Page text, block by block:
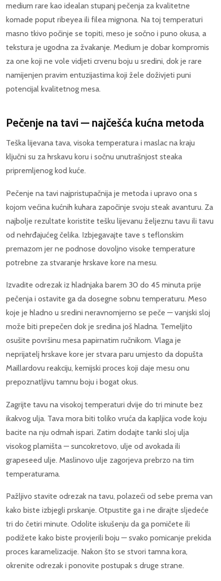
medium rare kao idealan stupanj pečenja za kvalitetne
komade poput ribeyea ili filea mignona. Na toj temperaturi
masno tkivo počinje se topiti, meso je sočno i puno okusa, a
tekstura je ugodna za žvakanje. Medium je dobar kompromis
za one koji ne vole vidjeti crvenu boju u sredini, dok je rare
namijenjen pravim entuzijastima koji žele doživjeti puni
potencijal kvalitetnog mesa.
Pečenje na tavi — najčešća kućna metoda
Teška lijevana tava, visoka temperatura i maslac na kraju
ključni su za hrskavu koru i sočnu unutrašnjost steaka
pripremljenog kod kuće.
Pečenje na tavi najpristupačnija je metoda i upravo ona s
kojom većina kućnih kuhara započinje svoju steak avanturu. Za
najbolje rezultate koristite tešku lijevanu željeznu tavu ili tavu
od nehrđajućeg čelika. Izbjegavajte tave s teflonskim
premazom jer ne podnose dovoljno visoke temperature
potrebne za stvaranje hrskave kore na mesu.
Izvadite odrezak iz hladnjaka barem 30 do 45 minuta prije
pečenja i ostavite ga da dosegne sobnu temperaturu. Meso
koje je hladno u sredini neravnomjerno se peče — vanjski sloj
može biti prepečen dok je sredina još hladna. Temeljito
osušite površinu mesa papirnatim ručnikom. Vlaga je
neprijatelj hrskave kore jer stvara paru umjesto da dopušta
Maillardovu reakciju, kemijski proces koji daje mesu onu
prepoznatljivu tamnu boju i bogat okus.
Zagrijte tavu na visokoj temperaturi dvije do tri minute bez
ikakvog ulja. Tava mora biti toliko vruća da kapljica vode koju
bacite na nju odmah ispari. Zatim dodajte tanki sloj ulja
visokog plamišta — suncokretovo, ulje od avokada ili
grapeseed ulje. Maslinovo ulje zagorjeva prebrzo na tim
temperaturama.
Pažljivo stavite odrezak na tavu, polazeći od sebe prema van
kako biste izbjegli prskanje. Otpustite ga i ne dirajte sljedeće
tri do četiri minute. Odolite iskušenju da ga pomičete ili
podižete kako biste provjerili boju — svako pomicanje prekida
proces karamelizacije. Nakon što se stvori tamna kora,
okrenite odrezak i ponovite postupak s druge strane.